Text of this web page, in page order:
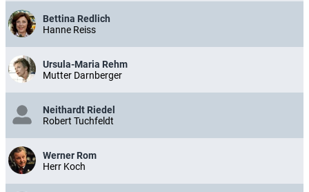
Bettina Redlich
Hanne Reiss
Ursula-Maria Rehm
Mutter Darnberger
Neithardt Riedel
Robert Tuchfeldt
Werner Rom
Herr Koch